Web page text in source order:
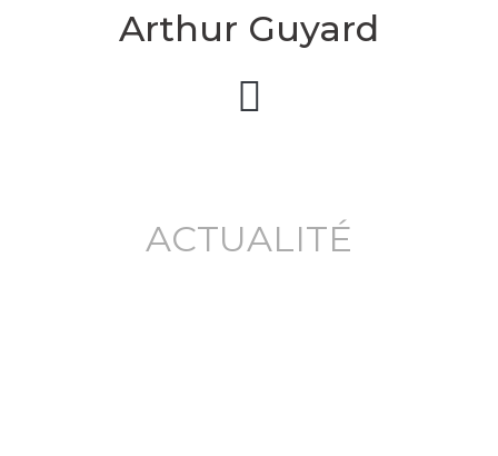
Arthur Guyard
ACTUALITÉ